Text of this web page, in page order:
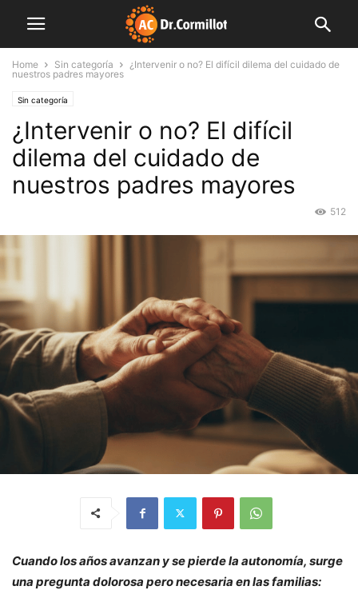
Home Sin categoría
¿Intervenir o no? El difícil dilema del cuidado de
nuestros padres mayores
Sin categoría
¿Intervenir o no? El difícil
dilema del cuidado de
nuestros padres mayores
512
Cuando los años avanzan y se pierde la autonomía, surge
una pregunta dolorosa pero necesaria en las familias: